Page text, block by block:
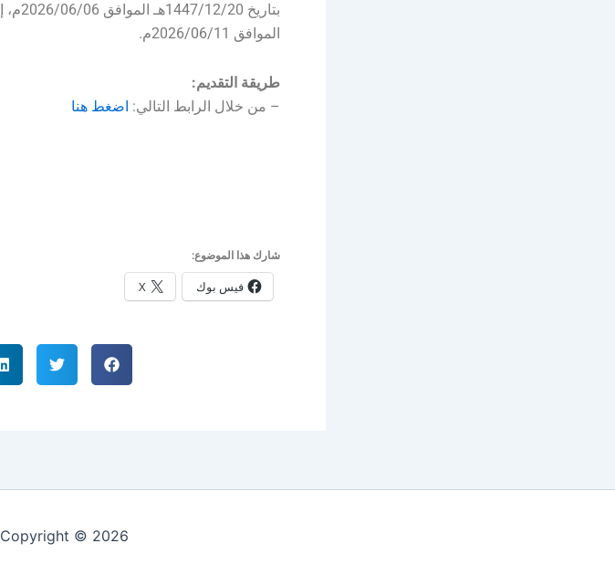
الموافق 2026/06/11م.
طريقة التقديم:
– من خلال الرابط التالي: اضغط هنا
شارك هذا الموضوع:
فيس بوك X
Copyright © 2026 وظائف سعودي نيوز